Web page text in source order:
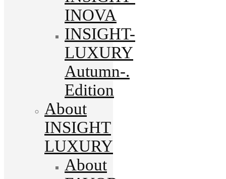
INOVA
INSIGHT-
LUXURY
Autumn-.
Edition
About
INSIGHT
LUXURY
About